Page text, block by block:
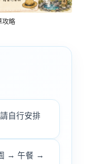
攻略
自行安排
→ 午餐 →